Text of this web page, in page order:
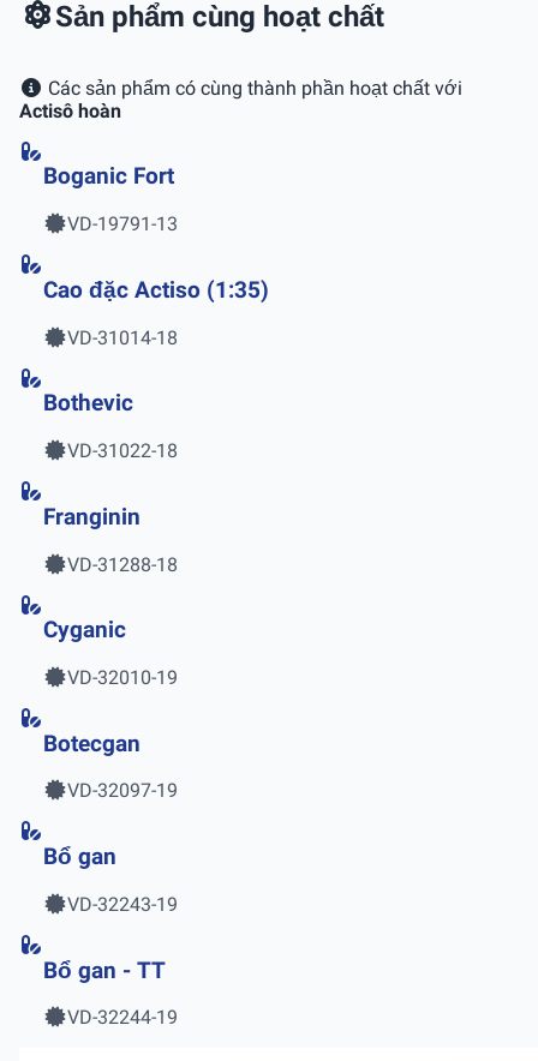
Sản phẩm cùng hoạt chất
Các sản phẩm có cùng thành phần hoạt chất với
Actisô hoàn
Boganic Fort
VD-19791-13
Cao đặc Actiso (1:35)
VD-31014-18
Bothevic
VD-31022-18
Franginin
VD-31288-18
Cyganic
VD-32010-19
Botecgan
VD-32097-19
Bổ gan
VD-32243-19
Bổ gan - TT
VD-32244-19